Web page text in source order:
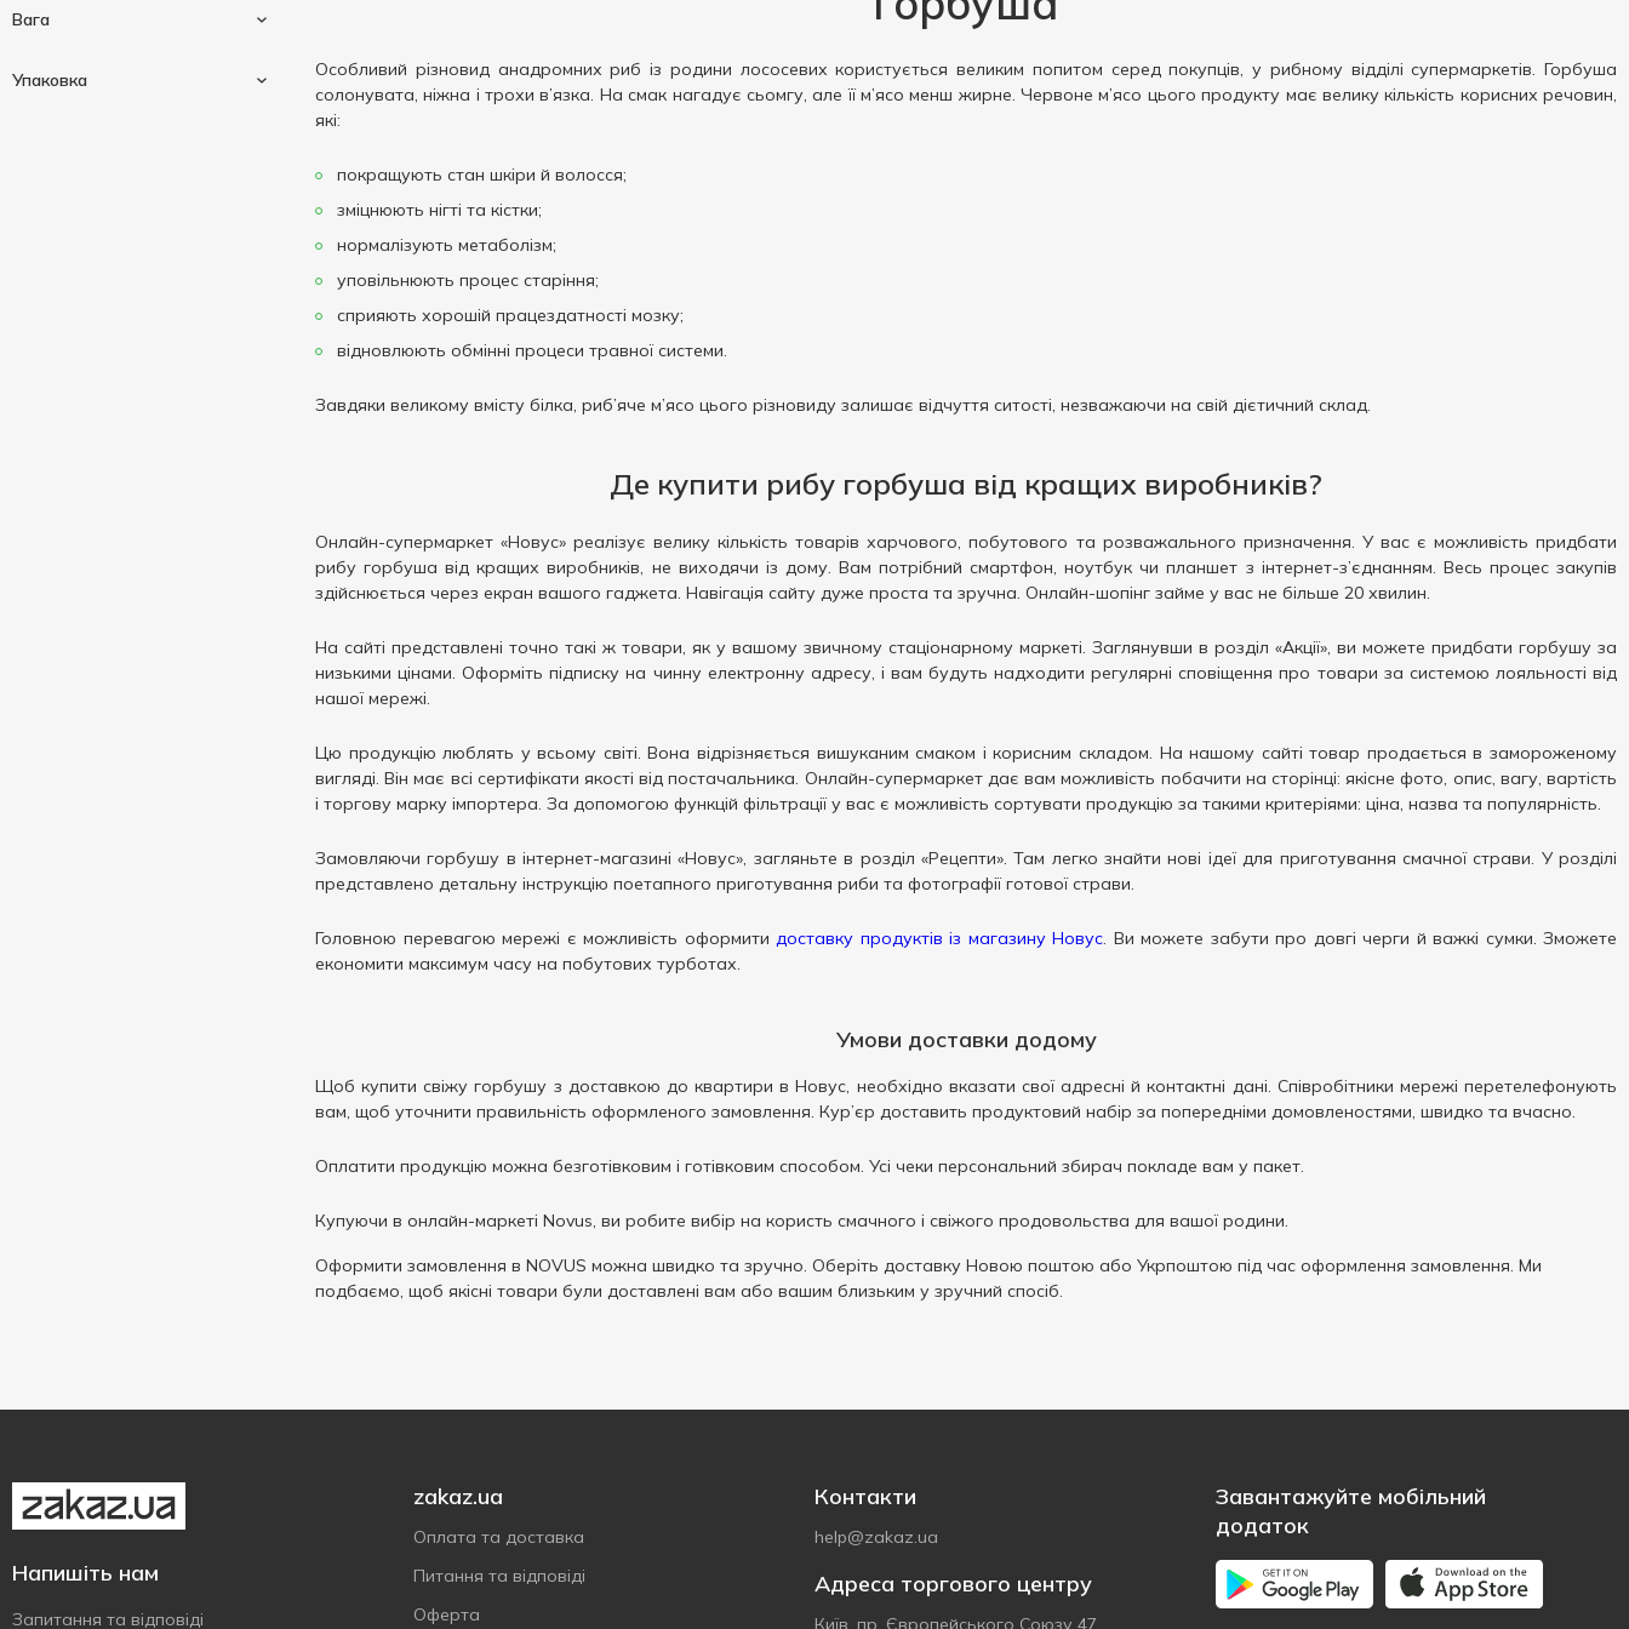
Вага
Упаковка
Особливий різновид анадромних риб із родини лососевих користується великим попитом серед покупців, у рибному відділі супермаркетів. Горбуша
солонувата, ніжна і трохи в’язка. На смак нагадує сьомгу, але її м’ясо менш жирне. Червоне м’ясо цього продукту має велику кількість корисних речовин,
які:
покращують стан шкіри й волосся;
зміцнюють нігті та кістки;
нормалізують метаболізм;
уповільнюють процес старіння;
сприяють хорошій працездатності мозку;
відновлюють обмінні процеси травної системи.
Завдяки великому вмісту білка, риб’яче м’ясо цього різновиду залишає відчуття ситості, незважаючи на свій дієтичний склад.
Де купити рибу горбуша від кращих виробників?
Онлайн-супермаркет «Новус» реалізує велику кількість товарів харчового, побутового та розважального призначення. У вас є можливість придбати
рибу горбуша від кращих виробників, не виходячи із дому. Вам потрібний смартфон, ноутбук чи планшет з інтернет-з’єднанням. Весь процес закупів
здійснюється через екран вашого гаджета. Навігація сайту дуже проста та зручна. Онлайн-шопінг займе у вас не більше 20 хвилин.
На сайті представлені точно такі ж товари, як у вашому звичному стаціонарному маркеті. Заглянувши в розділ «Акції», ви можете придбати горбушу за
низькими цінами. Оформіть підписку на чинну електронну адресу, і вам будуть надходити регулярні сповіщення про товари за системою лояльності від
нашої мережі.
Цю продукцію люблять у всьому світі. Вона відрізняється вишуканим смаком і корисним складом. На нашому сайті товар продається в замороженому
вигляді. Він має всі сертифікати якості від постачальника. Онлайн-супермаркет дає вам можливість побачити на сторінці: якісне фото, опис, вагу, вартість
і торгову марку імпортера. За допомогою функцій фільтрації у вас є можливість сортувати продукцію за такими критеріями: ціна, назва та популярність.
Замовляючи горбушу в інтернет-магазині «Новус», загляньте в розділ «Рецепти». Там легко знайти нові ідеї для приготування смачної страви. У розділі
представлено детальну інструкцію поетапного приготування риби та фотографії готової страви.
Головною перевагою мережі є можливість оформити доставку продуктів із магазину Новус. Ви можете забути про довгі черги й важкі сумки. Зможете
економити максимум часу на побутових турботах.
Умови доставки додому
Щоб купити свіжу горбушу з доставкою до квартири в Новус, необхідно вказати свої адресні й контактні дані. Співробітники мережі перетелефонують
вам, щоб уточнити правильність оформленого замовлення. Кур’єр доставить продуктовий набір за попередніми домовленостями, швидко та вчасно.
Оплатити продукцію можна безготівковим і готівковим способом. Усі чеки персональний збирач покладе вам у пакет.
Купуючи в онлайн-маркеті Novus, ви робите вибір на користь смачного і свіжого продовольства для вашої родини.
Оформити замовлення в NOVUS можна швидко та зручно. Оберіть доставку Новою поштою або Укрпоштою під час оформлення замовлення. Ми
подбаємо, щоб якісні товари були доставлені вам або вашим близьким у зручний спосіб.
Напишіть нам
Запитання та відповіді
zakaz.ua
Оплата та доставка
Питання та відповіді
Оферта
Контакти
help@zakaz.ua
Адреса торгового центру
Київ, пр. Європейського Союзу 47
Завантажуйте мобільний
додаток